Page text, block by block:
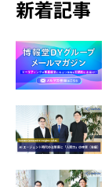
新着記事